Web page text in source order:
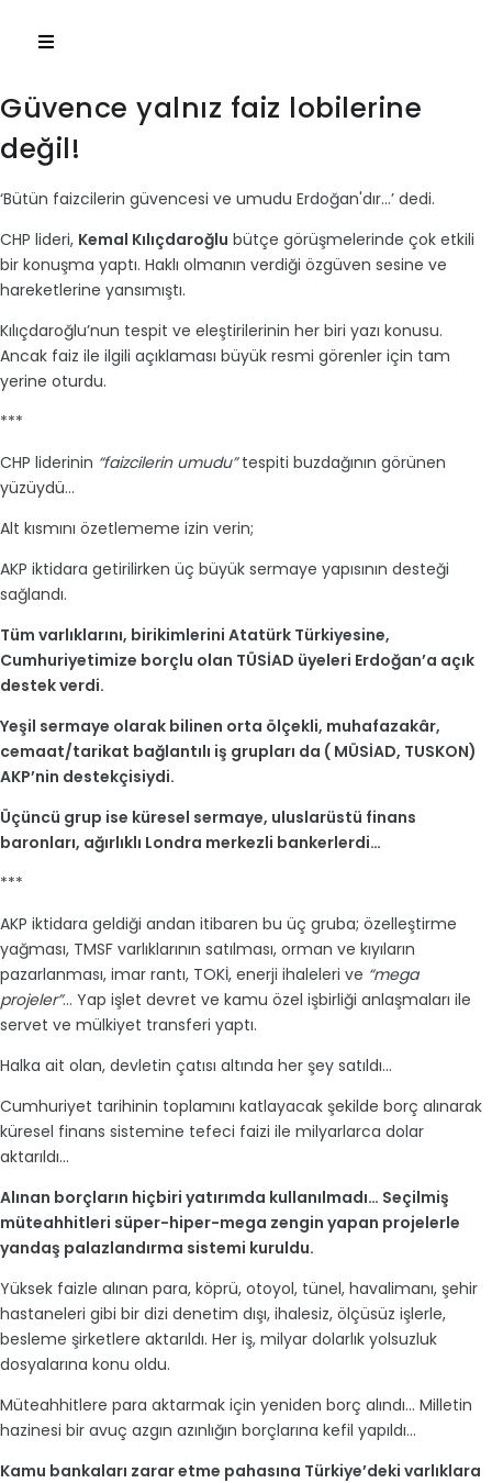
Güvence yalnız faiz lobilerine
değil!
‘Bütün faizcilerin güvencesi ve umudu Erdoğan'dır…’ dedi.
CHP lideri, Kemal Kılıçdaroğlu bütçe görüşmelerinde çok etkili
bir konuşma yaptı. Haklı olmanın verdiği özgüven sesine ve
hareketlerine yansımıştı.
Kılıçdaroğlu’nun tespit ve eleştirilerinin her biri yazı konusu.
Ancak faiz ile ilgili açıklaması büyük resmi görenler için tam
yerine oturdu.
***
CHP liderinin “faizcilerin umudu”tespiti buzdağının görünen
yüzüydü…
Alt kısmını özetlememe izin verin;
AKP iktidara getirilirken üç büyük sermaye yapısının desteği
sağlandı.
Tüm varlıklarını, birikimlerini Atatürk Türkiyesine,
Cumhuriyetimize borçlu olan TÜSİAD üyeleri Erdoğan’a açık
destek verdi.
Yeşil sermaye olarak bilinen orta ölçekli, muhafazakâr,
cemaat/tarikat bağlantılı iş grupları da ( MÜSİAD, TUSKON)
AKP’nin destekçisiydi.
Üçüncü grup ise küresel sermaye, uluslarüstü finans
baronları, ağırlıklı Londra merkezli bankerlerdi…
***
AKP iktidara geldiği andan itibaren bu üç gruba; özelleştirme
yağması, TMSF varlıklarının satılması, orman ve kıyıların
pazarlanması, imar rantı, TOKİ, enerji ihaleleri ve “mega
projeler”… Yap işlet devret ve kamu özel işbirliği anlaşmaları ile
servet ve mülkiyet transferi yaptı.
Halka ait olan, devletin çatısı altında her şey satıldı…
Cumhuriyet tarihinin toplamını katlayacak şekilde borç alınarak
küresel finans sistemine tefeci faizi ile milyarlarca dolar
aktarıldı…
Alınan borçların hiçbiri yatırımda kullanılmadı… Seçilmiş
müteahhitleri süper-hiper-mega zengin yapan projelerle
yandaş palazlandırma sistemi kuruldu.
Yüksek faizle alınan para, köprü, otoyol, tünel, havalimanı, şehir
hastaneleri gibi bir dizi denetim dışı, ihalesiz, ölçüsüz işlerle,
besleme şirketlere aktarıldı. Her iş, milyar dolarlık yolsuzluk
dosyalarına konu oldu.
Müteahhitlere para aktarmak için yeniden borç alındı… Milletin
hazinesi bir avuç azgın azınlığın borçlarına kefil yapıldı…
Kamu bankaları zarar etme pahasına Türkiye’deki varlıklara